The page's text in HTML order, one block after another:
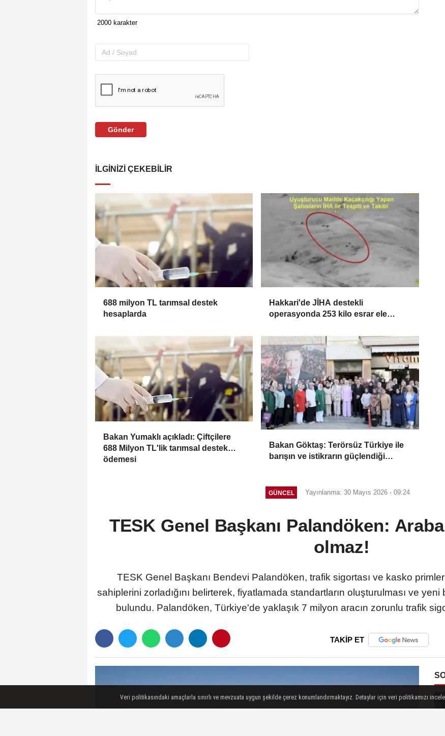
Gönder
İLGINIZI ÇEKEBILIR
688 milyon TL tarımsal destek
hesaplarda
Hakkari'de JİHA destekli
operasyonda 253 kilo esrar ele
Bakan Yumaklı açıkladı: Çiftçilere
688 Milyon TL'lik tarımsal destek
ödemesi
Bakan Göktaş: Terörsüz Türkiye ile
barışın ve istikrarın güçlendiği
GÜNCEL Yayınlanma: 30 Mayıs 2026 - 09:24
TESK Genel Başkanı Palandöken:
olmaz!
TESK Genel Başkanı Bendevi Palandöken, trafik sigortası ve kasko
sahiplerini zorladığını belirterek, fiyatlamada standartların oluşturulması ve yeni
bulundu. Palandöken, Türkiye'de yaklaşık 7 milyon aracın zorunlu trafik
TAKİP ET
Veri politikasındaki amaçlarla sınırlı ve mevzuata uygun şekilde çerez konumlandırmaktayız. Detaylar için veri politikamızı